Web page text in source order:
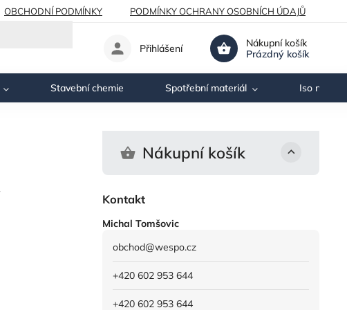
OBCHODNÍ PODMÍNKY PODMÍNKY OCHRANY OSOBNÍCH ÚDAJŮ
Nákupní košík
Prázdný košík
Přihlášení
Stavební chemie Spotřební materiál Iso
Nákupní košík
Kontakt
Michal Tomšovic
obchod@wespo.cz
+420 602 953 644
+420 602 953 644